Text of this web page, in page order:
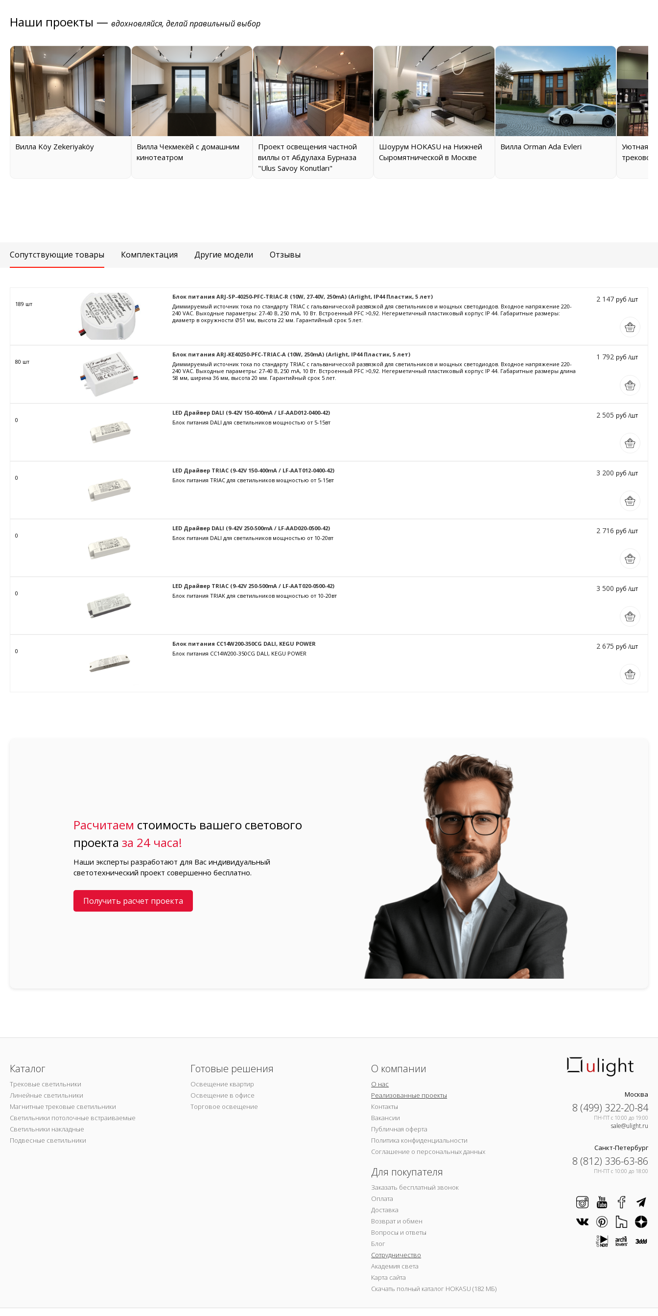
Наши проекты — вдохновляйся, делай правильный выбор
Вилла Köy Zekeriyaköy
Вилла Чекмекёй с домашним
кинотеатром
Проект освещения частной
виллы от Абдулаха Бурназа
"Ulus Savoy Konutları"
Шоурум HOKASU на Нижней
Сыромятнической в Москве
Вилла Orman Ada Evleri
Уютная
трековой
Сопутствующие товары Комплектация Другие модели Отзывы
189 шт
Блок питания ARJ-SP-40250-PFC-TRIAC-R (10W, 27-40V, 250mA) (Arlight, IP44 Пластик, 5 лет)
Диммируемый источник тока по стандарту TRIAC с гальванической развязкой для светильников и мощных светодиодов. Входное напряжение 220-
240 VAC. Выходные параметры: 27-40 В, 250 mА, 10 Вт. Встроенный PFC >0,92. Негерметичный пластиковый корпус IP 44. Габаритные размеры:
диаметр в окружности Ø51 мм, высота 22 мм. Гарантийный срок 5 лет.
2 147 руб /шт
80 шт
Блок питания ARJ-KE40250-PFC-TRIAC-A (10W, 250mA) (Arlight, IP44 Пластик, 5 лет)
Диммируемый источник тока по стандарту TRIAC с гальванической развязкой для светильников и мощных светодиодов. Входное напряжение 220-
240 VAC. Выходные параметры: 27-40 В, 250 mА, 10 Вт. Встроенный PFC >0,92. Негерметичный пластиковый корпус IP 44. Габаритные размеры длина
58 мм, ширина 36 мм, высота 20 мм. Гарантийный срок 5 лет.
1 792 руб /шт
0
LED Драйвер DALI (9-42V 150-400mA / LF-AAD012-0400-42)
Блок питания DALI для светильников мощностью от 5-15вт
2 505 руб /шт
0
LED Драйвер TRIAC (9-42V 150-400mA / LF-AAT012-0400-42)
Блок питания TRIAC для светильников мощностью от 5-15вт
3 200 руб /шт
0
LED Драйвер DALI (9-42V 250-500mA / LF-AAD020-0500-42)
Блок питания DALI для светильников мощностью от 10-20вт
2 716 руб /шт
0
LED Драйвер TRIAC (9-42V 250-500mA / LF-AAT020-0500-42)
Блок питания TRIAK для светильников мощностью от 10-20вт
3 500 руб /шт
0
Блок питания CC14W200-350CG DALI, KEGU POWER
Блок питания CC14W200-350CG DALI, KEGU POWER
2 675 руб /шт
Расчитаем стоимость вашего светового
проектаза 24 часа!
Наши эксперты разработают для Вас индивидуальный
светотехнический проект совершенно бесплатно.
Получить расчет проекта
Каталог
Трековые светильники
Линейные светильники
Магнитные трековые светильники
Светильники потолочные встраиваемые
Светильники накладные
Подвесные светильники
Готовые решения
Освещение квартир
Освещение в офисе
Торговое освещение
О компании
О нас
Реализованные проекты
Контакты
Вакансии
Публичная оферта
Политика конфиденциальности
Соглашение о персональных данных
Для покупателя
Заказать бесплатный звонок
Оплата
Доставка
Возврат и обмен
Вопросы и ответы
Блог
Сотрудничество
Академия света
Карта сайта
Скачать полный каталог HOKASU (182 МБ)
Москва
8 (499) 322-20-84
ПН-ПТ c 10:00 до 19:00
sale@ulight.ru
Санкт-Петербург
8 (812) 336-63-86
ПН-ПТ c 10:00 до 18:00